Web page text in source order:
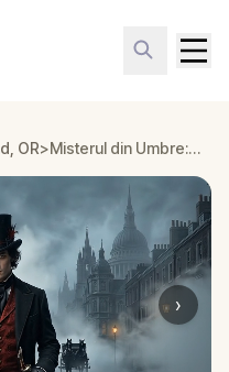
OR> Misterul din Umbre: Moartea Bellei Wanderlust în Portland, OR
›